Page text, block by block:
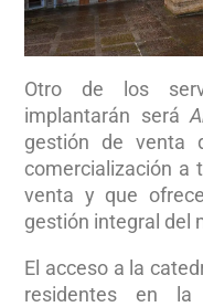
Otro de los
implantarán será
gestión de venta
comercialización a
venta y que
gestión integral del
El acceso a la
residentes en la